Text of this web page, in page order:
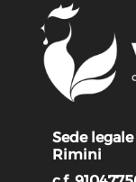
Sede
Rimini